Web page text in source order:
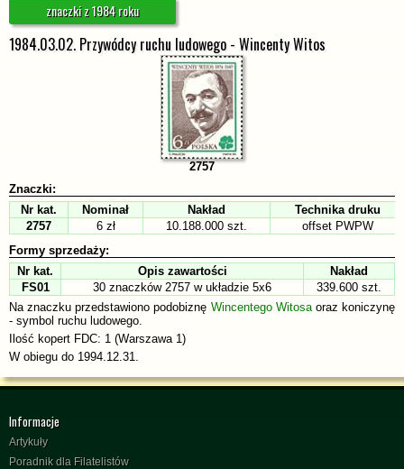
znaczki z 1984 roku
1984.03.02. Przywódcy ruchu ludowego - Wincenty Witos
2757
Znaczki:
Nr kat.
Nominał Nakład
Technika druku
2757
6 zł 10.188.000 szt.
offset PWPW
Formy sprzedaży:
Nr kat.
Opis zawartości
Nakład
FS01
30 znaczków 2757 w układzie 5x6
339.600 szt.
Na znaczku przedstawiono podobiznę Wincentego Witosaoraz koniczynę
- symbol ruchu ludowego.
Ilość kopert FDC: 1 (Warszawa 1)
W obiegu do 1994.12.31.
Informacje
Artykuły
Poradnik dla Filatelistów